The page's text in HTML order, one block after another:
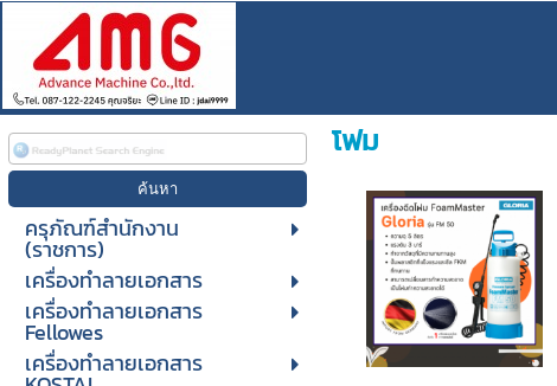
ครุภัณฑ์สำนักงาน
(ราชการ)
เครื่องทำลายเอกสาร
เครื่องทำลายเอกสาร
Fellowes
เครื่องทำลายเอกสาร
โฟม